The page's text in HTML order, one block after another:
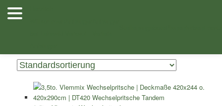
Zum
Inhalt
Zum
sekundären
Shop